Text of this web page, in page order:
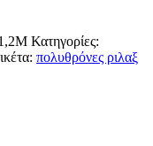
Κατηγορίες:
πολυθρόνες ριλαξ